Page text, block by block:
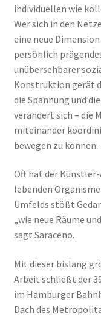
individuellen wie
Wer sich in den
eine neue
persönlich
unübersehbarer
Konstruktion gerät
die Spannung und
verändert sich – die
miteinander
bewegen zu können.
Oft hat der
lebenden
Umfelds stößt
„wie neue Räume
sagt Saraceno.
Mit dieser bislang
Arbeit schließt der
im Hamburger
Dach des